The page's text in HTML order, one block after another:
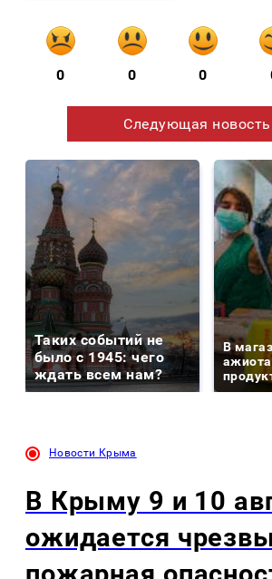
0 0 0
Следующая новость
Таких событий не
было с 1945: чего
ждать всем нам?
В
Новости Крыма
В Крыму 9 и 10
ожидается